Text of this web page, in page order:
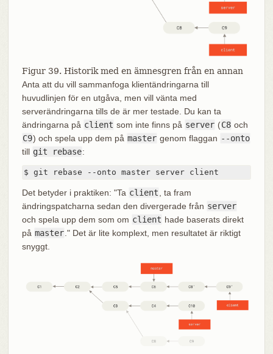
Figur 39. Historik med en ämnesgren från en annan
Anta att du vill sammanfoga klientändringarna till
huvudlinjen för en utgåva, men vill vänta med
serverändringarna tills de är mer testade. Du kan ta
ändringarna på client som inte finns på server (C8 och
C9) och spela upp dem på master genom flaggan --onto
till git rebase:
$ git rebase --onto master server client
Det betyder i praktiken: "Ta client
, ta fram
ändringspatcharna sedan den divergerade från server
och spela upp dem som om client hade baserats direkt
på master ." Det är lite komplext, men resultatet är riktigt
snyggt.